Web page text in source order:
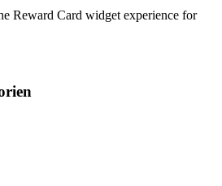
Reward Card widget experience for